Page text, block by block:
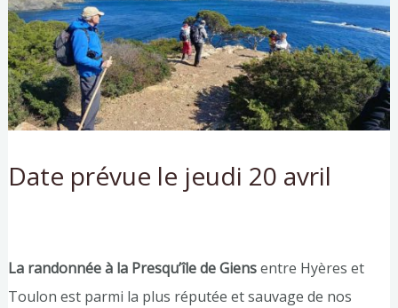
Date prévue le jeudi 20 avril
La randonnée à la Presqu’île de Giensentre Hyères et
Toulon est parmi la plus réputée et sauvage de nos